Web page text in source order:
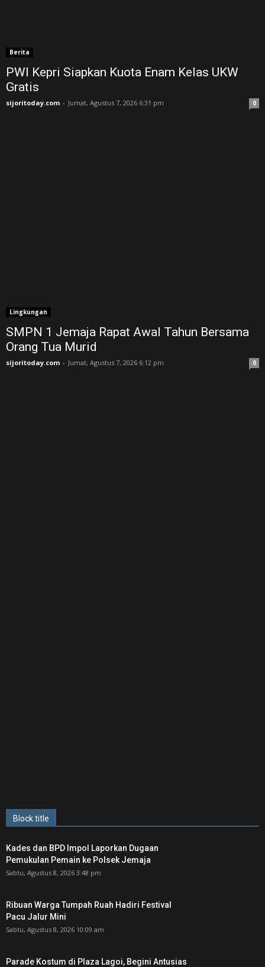
Berita
PWI Kepri Siapkan Kuota Enam Kelas UKW
Gratis
sijoritoday.com - Jumat, Agustus 7, 2026 6:31 pm 0
Lingkungan
SMPN 1 Jemaja Rapat Awal Tahun Bersama
Orang Tua Murid ‎
sijoritoday.com - Jumat, Agustus 7, 2026 6:12 pm 0
Block title
Kades dan BPD Impol Laporkan Dugaan
Pemukulan Pemain ke Polsek Jemaja
Sabtu, Agustus 8, 2026 3:48 pm
Ribuan Warga Tumpah Ruah Hadiri Festival
Pacu Jalur Mini
Sabtu, Agustus 8, 2026 10:09 am
Parade Kostum di Plaza Lagoi, Begini Antusias